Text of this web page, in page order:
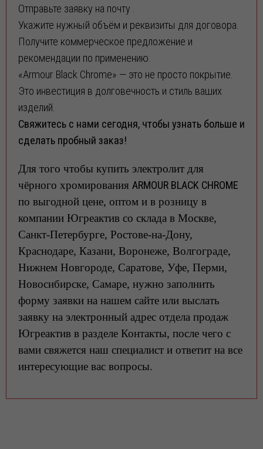
Отправьте заявку на почту .
Укажите нужный объём и реквизиты для договора.
Получите коммерческое предложение и
рекомендации по применению.
«Armour Black Chrome» — это не просто покрытие.
Это инвестиция в долговечность и стиль ваших
изделий.
Свяжитесь с нами сегодня, чтобы узнать больше и
сделать пробный заказ!
Для того чтобы купить электролит для
чёрного хромирования ARMOUR BLACK CHROME
по выгодной цене, оптом и в розницу в
компании Югреактив со склада в Москве,
Санкт-Петербурге, Ростове-на-Дону,
Краснодаре, Казани, Воронеже, Волгограде,
Нижнем Новгороде, Саратове, Уфе, Перми,
Новосибирске, Самаре, нужно заполнить
форму заявки на нашем сайте или выслать
заявку на электронный адрес отдела продаж
Югреактив в разделе Контакты, после чего с
вами свяжется наш специалист и ответит на все
интересующие вас вопросы.
Внимание! Новое поступление: цинковые аноды на складе
Уважаемые Партнёры! Дорогие Друзья! Реализуем
ЦИНКОВЫЕ АНОДЫ по индивидуальным заказ
16.06.2026
гальваническим технологиям
Уважаемые Господа! Приглашаем вас (предварительно)
15–16 сентября 2026 года в
01.06.2026
Внимание! Свежая партия ГИПОХЛОРИТА КАЛЬЦИЯ уже на
складе! 🔥
Уважаемые Партнёры! Дорогие Друзья! Реализуем
ГИПОХЛОРИТ КАЛЬЦИЯ по индивидуальным з
27.05.2026
Поступление на склад: зелёный оливковый краситель для
анодированного алюминия (с различными оттенками
цвета)
Уважаемые Партнёры! Дорогие Друзья! Реализуем